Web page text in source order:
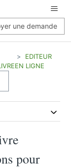
une demande
EDITEUR
EN LIGNE
pour